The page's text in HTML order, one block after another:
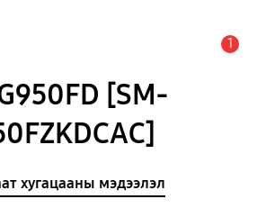
1
[SM-
хугацааны мэдээлэл